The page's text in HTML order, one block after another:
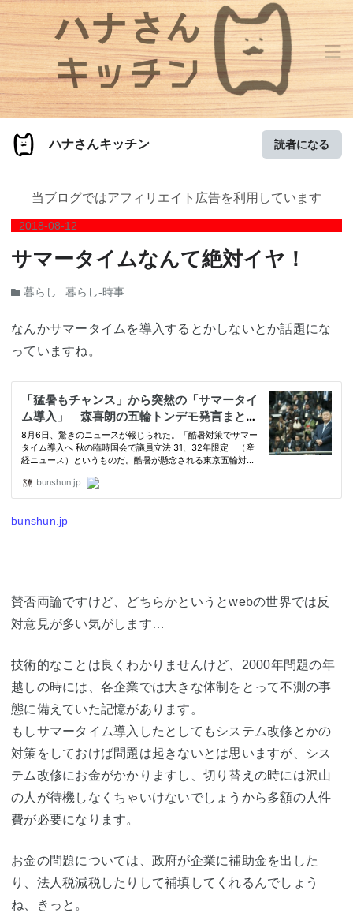
ハナさんキッチン 読者になる
≡
当ブログではアフィリエイト広告を利用しています
2018-08-12
サマータイムなんて絶対イヤ！
暮らし 暮らし-時事
なんかサマータイムを導入するとかしないとか話題にな
っていますね。
bunshun.jp
賛否両論ですけど、どちらかというとwebの世界では反
対意見が多い気がします…
技術的なことは良くわかりませんけど、2000年問題の年
越しの時には、各企業では大きな体制をとって不測の事
態に備えていた記憶があります。
もしサマータイム導入したとしてもシステム改修とかの
対策をしておけば問題は起きないとは思いますが、シス
テム改修にお金がかかりますし、切り替えの時には沢山
の人が待機しなくちゃいけないでしょうから多額の人件
費が必要になります。
お金の問題については、政府が企業に補助金を出した
り、法人税減税したりして補填してくれるんでしょう
ね、きっと。